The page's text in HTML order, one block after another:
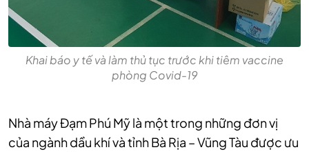
Khai báo y tế và làm thủ tục trước khi tiêm vaccine
phòng Covid-19
Nhà máy Đạm Phú Mỹ là một trong những đơn vị
của ngành dầu khí và tỉnh Bà Rịa – Vũng Tàu được ưu